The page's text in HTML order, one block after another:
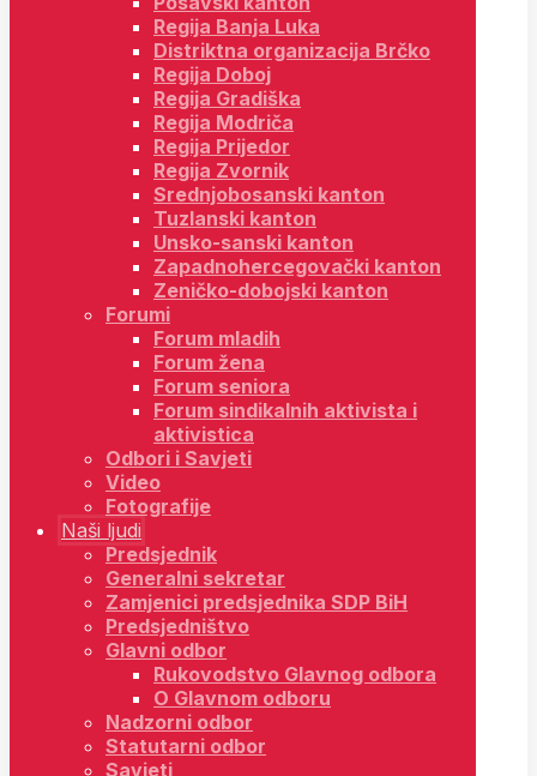
Regija Banja Luka
Distriktna organizacija Brčko
Regija Doboj
Regija Gradiška
Regija Modriča
Regija Prijedor
Regija Zvornik
Srednjobosanski kanton
Tuzlanski kanton
Unsko-sanski kanton
Zapadnohercegovački kanton
Zeničko-dobojski kanton
Forumi
Forum mladih
Forum žena
Forum seniora
Forum sindikalnih aktivista i
aktivistica
Odbori i Savjeti
Video
Fotografije
Naši ljudi
Predsjednik
Generalni sekretar
Zamjenici predsjednika SDP BiH
Predsjedništvo
Glavni odbor
Rukovodstvo Glavnog odbora
O Glavnom odboru
Nadzorni odbor
Statutarni odbor
Savjeti